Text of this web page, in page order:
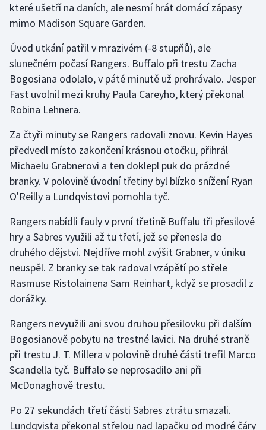
Judo
Lezení
Lyže a snowboard
Motorsport
Olympijské hry
Plavání
Plážový volejbal
Ragby
Rychlobruslení
Rychlostní kanoistika
Short track
Sportovní střelba
které ušetří na daních, ale nesmí hrát domácí zápasy
mimo Madison Square Garden.
Úvod utkání patřil v mrazivém (-8 stupňů), ale
slunečném počasí Rangers. Buffalo při trestu Zacha
Bogosiana odolalo, v páté minutě už prohrávalo. Jesper
Fast uvolnil mezi kruhy Paula Careyho, který překonal
Robina Lehnera.
Za čtyři minuty se Rangers radovali znovu. Kevin Hayes
předvedl místo zakončení krásnou otočku, přihrál
Michaelu Grabnerovi a ten doklepl puk do prázdné
branky. V polovině úvodní třetiny byl blízko snížení Ryan
O'Reilly a Lundqvistovi pomohla tyč.
Rangers nabídli fauly v první třetině Buffalu tři přesilové
hry a Sabres využili až tu třetí, jež se přenesla do
druhého dějství. Nejdříve mohl zvýšit Grabner, v úniku
neuspěl. Z branky se tak radoval vzápětí po střele
Rasmuse Ristolainena Sam Reinhart, když se prosadil z
dorážky.
Rangers nevyužili ani svou druhou přesilovku při dalším
Bogosianově pobytu na trestné lavici. Na druhé straně
při trestu J. T. Millera v polovině druhé části trefil Marco
Scandella tyč. Buffalo se neprosadilo ani při
McDonaghově trestu.
Po 27 sekundách třetí části Sabres ztrátu smazali.
Lundqvista překonal střelou nad lapačku od modré čáry